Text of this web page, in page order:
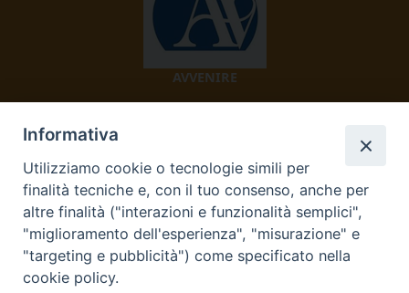
AVVENIRE
TV 2000
Informativa
Utilizziamo cookie o tecnologie simili per
finalità tecniche e, con il tuo consenso, anche per
altre finalità ("interazioni e funzionalità semplici",
"miglioramento dell'esperienza", "misurazione" e
"targeting e pubblicità") come specificato nella
cookie policy.